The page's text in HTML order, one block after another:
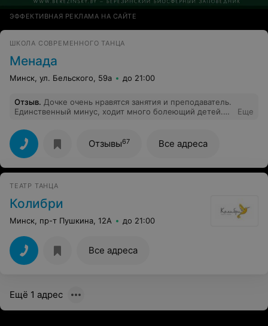
ЭФФЕКТИВНАЯ РЕКЛАМА НА САЙТЕ
ШКОЛА СОВРЕМЕННОГО ТАНЦА
Менада
Минск, ул. Бельского, 59а до 21:00
Отзыв. Дочке очень нравятся занятия и преподаватель.
Единственный минус, ходит много болеющий детей.
болеющих детей не допускали к занятиям.
Еще
Отзывы67 Все адреса
ТЕАТР ТАНЦА
Колибри
Минск, пр-т Пушкина, 12А до 21:00
Все адреса
Ещё 1 адрес